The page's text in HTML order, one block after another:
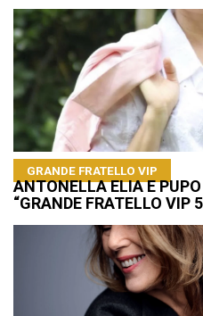
GRANDE FRATELLO VIP
ANTONELLA ELIA E
“GRANDE FRATELLO VIP